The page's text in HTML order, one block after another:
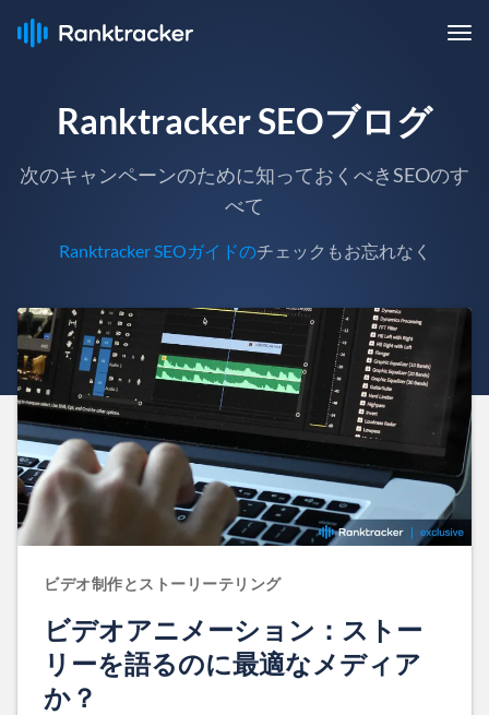
Ranktracker SEOブログ
次のキャンペーンのために知っておくべきSEOのす
べて
Ranktracker SEOガイドのチェックもお忘れなく
ビデオ制作とストーリーテリング
ビデオアニメーション：ストー
リーを語るのに最適なメディア
か？